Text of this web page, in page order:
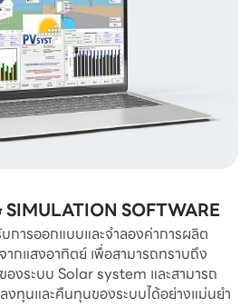
SIMULATION SOFTWARE
การออกแบบและจำลองค่าการผลิต
กแสงอาทิตย์ เพื่อสามารถทราบถึง
องระบบ Solar system และสามารถ
งทุนและคืนทุนของระบบได้อย่างแม่นยำ